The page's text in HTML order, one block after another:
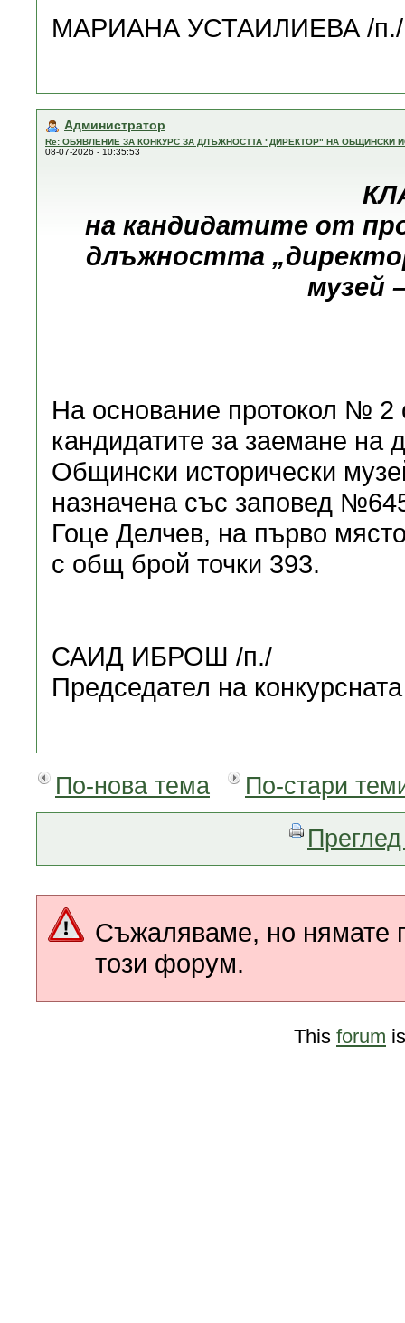
МАРИАНА УСТАИЛИЕВА /п./
Администратор
Re: ОБЯВЛЕНИЕ ЗА КОНКУРС ЗА ДЛЪЖНОСТТА "ДИРЕКТОР" НА ОБЩИНСКИ
08-07-2026 - 10:35:53
на кандидатите от
длъжността
музей
На основание протокол № 2
кандидатите за заемане на
Общински исторически
назначена със заповед
Гоце Делчев, на първо
с общ брой точки 393.
САИД ИБРОШ /п./
Председател на
По-нова тема
По-стари
Съжаляваме, но нямате
този форум.
This forum